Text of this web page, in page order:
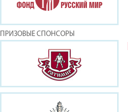
ПРИЗОВЫЕ СПОНСОРЫ